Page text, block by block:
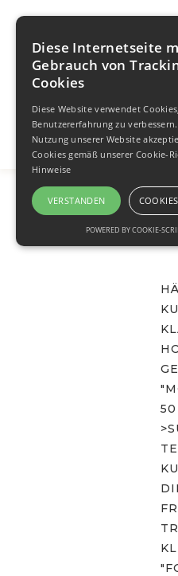
50
Diese Internetseite
Gebrauch von
Cookies
Diese Website verwendet
Benutzererfahrung zu
Nutzung unserer Website
Cookies gemäß unserer Cookie-
Hinweise
VERSTANDEN
POWERED BY COOKIE-